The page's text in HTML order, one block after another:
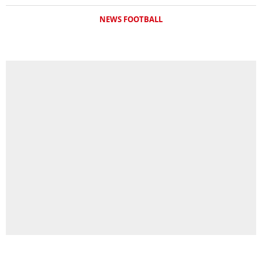
NEWS FOOTBALL